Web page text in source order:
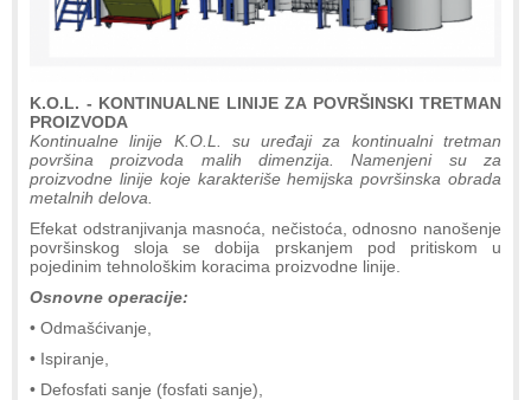
K.O.L. - KONTINUALNE LINIJE ZA POVRŠINSKI TRETMAN
PROIZVODA
Kontinualne linije K.O.L. su uređaji za kontinualni tretman
površina proizvoda malih dimenzija. Namenjeni su za
proizvodne linije koje karakteriše hemijska površinska obrada
metalnih delova.
Efekat odstranjivanja masnoća, nečistoća, odnosno nanošenje
površinskog sloja se dobija prskanjem pod pritiskom u
pojedinim tehnološkim koracima proizvodne linije.
Osnovne operacije:
• Odmašćivanje,
• Ispiranje,
• Defosfati sanje (fosfati sanje),